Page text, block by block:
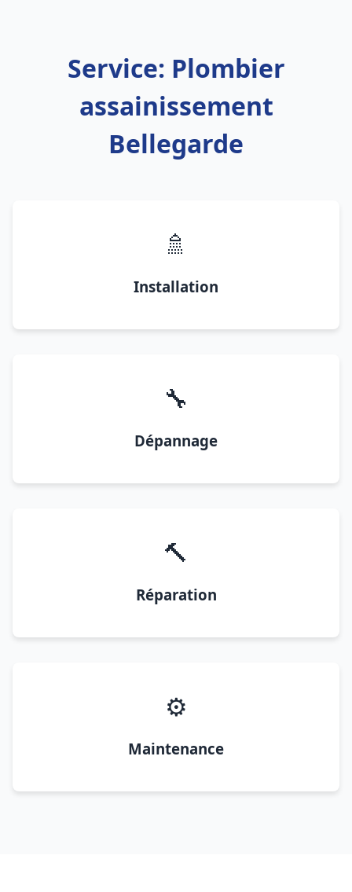
Service: Plombier
assainissement
Bellegarde
🚿
Installation
🔧
Dépannage
🔨
Réparation
⚙️
Maintenance